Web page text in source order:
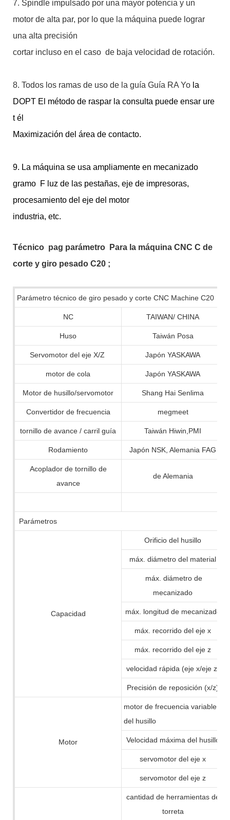
7. Spindle impulsado por una mayor potencia y un
motor de alta par, por lo que la máquina puede lograr
una alta precisión
cortar incluso en el caso de baja velocidad de rotación.
8. Todos los ramas de uso de la guía Guía RA Yo la
DOPT El método de raspar la consulta puede ensar ure
tél
Maximización del área de contacto.
9. La máquina se usa ampliamente en mecanizado
gramo F luz de las pestañas, eje de impresoras,
procesamiento del eje del motor
industria, etc.
Técnico pag parámetro
Para la máquina CNC C de
corte y giro pesado C20 ;
Parámetro técnico de giro pesado y corte CNC Machine C20
NC TAIWAN/ CHINA
Huso Taiwán Posa
Servomotor del eje X/Z Japón YASKAWA
motor de cola Japón YASKAWA
Motor de husillo/servomotor Shang Hai Senlima
Convertidor de frecuencia megmeet
tornillo de avance / carril guía Taiwán Hiwin,PMI
Rodamiento Japón NSK, Alemania FAG
Acoplador de tornillo de
avance
de Alemania
Parámetros
Capacidad
Orificio del husillo
máx. diámetro del material
máx. diámetro de
mecanizado
máx. longitud de mecanizado
máx. recorrido del eje x
máx. recorrido del eje z
velocidad rápida (eje x/eje z)
Precisión de reposición (x/z)
Motor
motor de frecuencia variable
del husillo
Velocidad máxima del husillo
servomotor del eje x
servomotor del eje z
cantidad de herramientas de
torreta